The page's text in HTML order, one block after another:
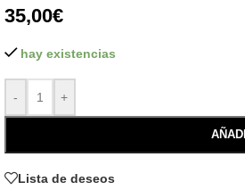
35,00€
hay existencias
- +
Lista de deseos